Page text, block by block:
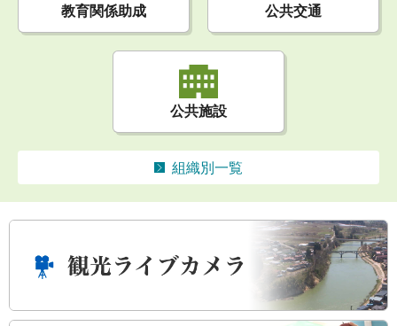
教育関係助成 公共交通
公共施設
組織別一覧